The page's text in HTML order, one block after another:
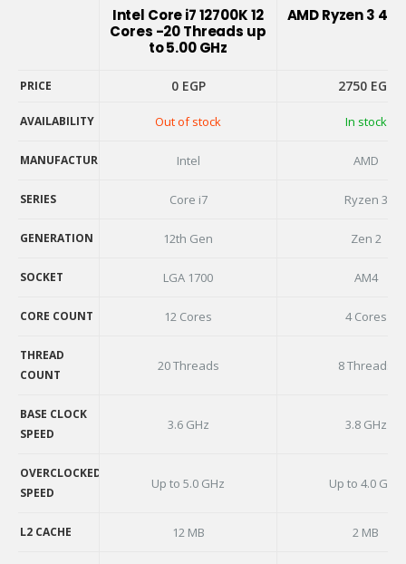
Intel Core i7 12700K 12
Cores -20 Threads up
to 5.00 GHz
AMD Ryzen 3
PRICE 0 EGP 2750 EGP
AVAILABILITY Out of stock In stock
MANUFACTURER Intel AMD
SERIES Core i7 Ryzen 3
GENERATION 12th Gen Zen 2
SOCKET LGA 1700 AM4
CORE COUNT 12 Cores 4 Cores
THREAD
COUNT
20 Threads 8 Threads
BASE CLOCK
SPEED
3.6 GHz 3.8 GHz
OVERCLOCKED
SPEED
Up to 5.0 GHz Up to 4.0 GHz
L2 CACHE 12 MB 2 MB
PRICE
AVAILABILITY
MANUFACTURER
SERIES
GENERATION
SOCKET
CORE COUNT
COUNT
SPEED
SPEED